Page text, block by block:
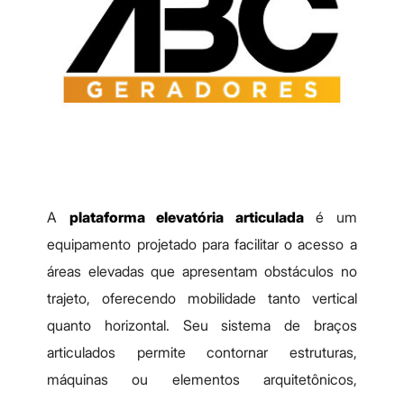
A plataforma elevatória articuladaé um
equipamento projetado para facilitar o acesso a
áreas elevadas que apresentam obstáculos no
trajeto, oferecendo mobilidade tanto vertical
quanto horizontal. Seu sistema de braços
articulados permite contornar estruturas,
máquinas ou elementos arquitetônicos,